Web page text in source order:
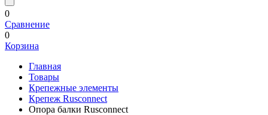
0
Сравнение
0
Корзина
Главная
Товары
Крепежные элементы
Крепеж Rusconnect
Опора балки Rusconnect